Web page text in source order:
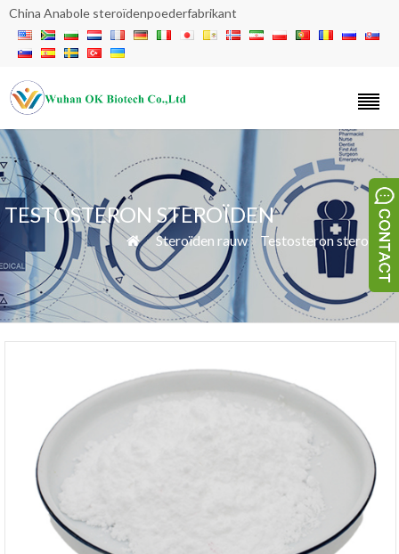
China Anabole steroïdenpoederfabrikant
TESTOSTERON STEROÏDEN
 »Steroïden rauw» Testosteron steroïden